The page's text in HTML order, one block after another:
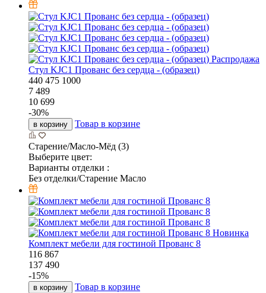
Распродажа
Стул KJC1 Прованс без сердца - (образец)
440 475 1000
7 489
10 699
-30%
в корзину Товар в корзине
Старение/Масло-Мёд (3)
Выберите цвет:
Варианты отделки :
Без отделки/Старение Масло
Новинка
Комплект мебели для гостиной Прованс 8
116 867
137 490
-15%
в корзину Товар в корзине